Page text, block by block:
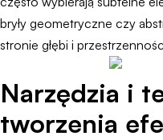
bryły geometryczne czy
stronie głębi i
Narzędzia i
tworzenia